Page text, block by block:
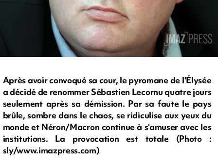
Après avoir convoqué sa cour, le pyromane de l'Élysée
a décidé de renommer Sébastien Lecornu quatre jours
seulement après sa démission. Par sa faute le pays
brûle, sombre dans le chaos, se ridiculise aux yeux du
monde et Néron/Macron continue à s'amuser avec les
institutions. La provocation est totale (Photo :
sly/www.imazpress.com)